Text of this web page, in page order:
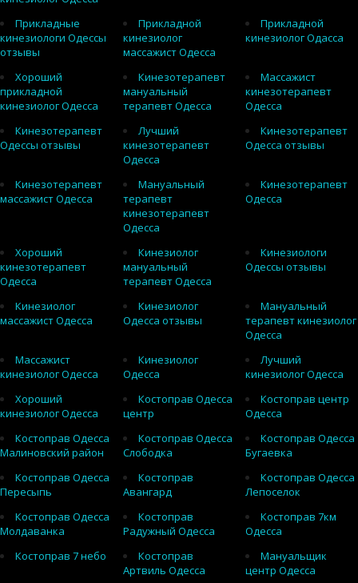
Прикладные
кинезиологи Одессы
отзывы
Прикладной
кинезиолог
массажист Одесса
Прикладной
кинезиолог Одасса
Хороший
прикладной
кинезиолог Одесса
Кинезотерапевт
мануальный
терапевт Одесса
Массажист
кинезотерапевт
Одесса
Кинезотерапевт
Одессы отзывы
Лучший
кинезотерапевт
Одесса
Кинезотерапевт
Одесса отзывы
Кинезотерапевт
массажист Одесса
Мануальный
терапевт
кинезотерапевт
Одесса
Кинезотерапевт
Одесса
Хороший
кинезотерапевт
Одесса
Кинезиолог
мануальный
терапевт Одесса
Кинезиологи
Одессы отзывы
Кинезиолог
массажист Одесса
Кинезиолог
Одесса отзывы
Мануальный
терапевт кинезиолог
Одесса
Массажист
кинезиолог Одесса
Кинезиолог
Одесса
Лучший
кинезиолог Одесса
Хороший
кинезиолог Одесса
Костоправ Одесса
центр
Костоправ центр
Одесса
Костоправ Одесса
Малиновский район
Костоправ Одесса
Слободка
Костоправ Одесса
Бугаевка
Костоправ Одесса
Пересыпь
Костоправ
Авангард
Костоправ Одесса
Лепоселок
Костоправ Одесса
Молдаванка
Костоправ
Радужный Одесса
Костоправ 7км
Одесса
Костоправ 7 небо
Костоправ
Артвиль Одесса
Мануальщик
центр Одесса